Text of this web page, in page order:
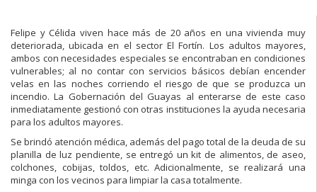
Felipe y Célida viven hace más de 20 años en una vivienda muy
deteriorada, ubicada en el sector El Fortín. Los adultos mayores,
ambos con necesidades especiales se encontraban en condiciones
vulnerables; al no contar con servicios básicos debían encender
velas en las noches corriendo el riesgo de que se produzca un
incendio. La Gobernación del Guayas al enterarse de este caso
inmediatamente gestionó con otras instituciones la ayuda necesaria
para los adultos mayores.
Se brindó atención médica, además del pago total de la deuda de su
planilla de luz pendiente, se entregó un kit de alimentos, de aseo,
colchones, cobijas, toldos, etc. Adicionalmente, se realizará una
minga con los vecinos para limpiar la casa totalmente.